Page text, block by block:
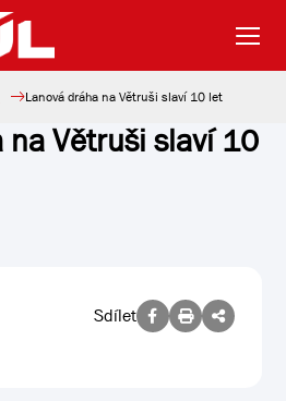
Lanová dráha na Větruši slaví 10 let
na Větruši slaví 10
Sdílet